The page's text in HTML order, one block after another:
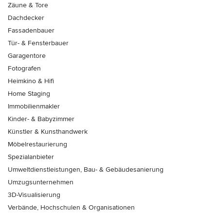
Zäune & Tore
Dachdecker
Fassadenbauer
Tür- & Fensterbauer
Garagentore
Fotografen
Heimkino & Hifi
Home Staging
Immobilienmakler
Kinder- & Babyzimmer
Künstler & Kunsthandwerk
Möbelrestaurierung
Spezialanbieter
Umweltdienstleistungen, Bau- & Gebäudesanierung
Umzugsunternehmen
3D-Visualisierung
Verbände, Hochschulen & Organisationen